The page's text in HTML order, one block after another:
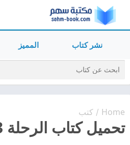
نشر كتاب المميز
Home
/ كتب
تحميل كتاب الرحلة 163 pdf